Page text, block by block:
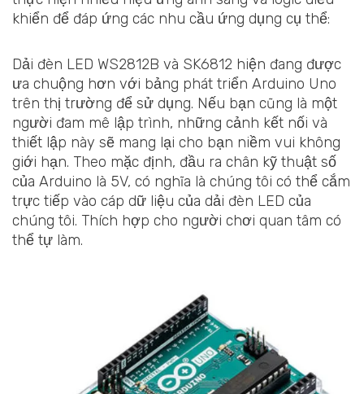
khiển để đáp ứng các nhu cầu ứng dụng cụ thể:
Dải đèn LED WS2812B và SK6812 hiện đang được
ưa chuộng hơn với bảng phát triển Arduino Uno
trên thị trường để sử dụng. Nếu bạn cũng là một
người đam mê lập trình, những cảnh kết nối và
thiết lập này sẽ mang lại cho bạn niềm vui không
giới hạn. Theo mặc định, đầu ra chân kỹ thuật số
của Arduino là 5V, có nghĩa là chúng tôi có thể cắm
trực tiếp vào cáp dữ liệu của dải đèn LED của
chúng tôi. Thích hợp cho người chơi quan tâm có
thể tự làm.